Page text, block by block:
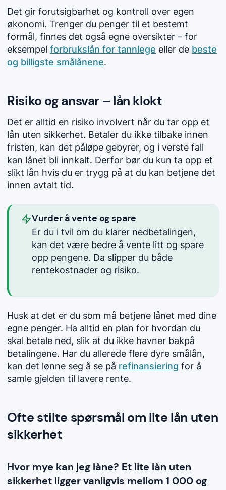
Det gir forutsigbarhet og kontroll over egen
økonomi. Trenger du penger til et bestemt
formål, finnes det også egne oversikter – for
eksempel forbrukslån for tannlege eller de beste
og billigste smålånene.
Risiko og ansvar – lån klokt
Det er alltid en risiko involvert når du tar opp et
lån uten sikkerhet. Betaler du ikke tilbake innen
fristen, kan det påløpe gebyrer, og i verste fall
kan lånet bli innkalt. Derfor bør du kun ta opp et
slikt lån hvis du er trygg på at du kan betjene det
innen avtalt tid.
Vurder å vente og spare
Er du i tvil om du klarer nedbetalingen,
kan det være bedre å vente litt og spare
opp pengene. Da slipper du både
rentekostnader og risiko.
Husk at det er du som må betjene lånet med dine
egne penger. Ha alltid en plan for hvordan du
skal betale ned, slik at du ikke havner bakpå
betalingene. Har du allerede flere dyre smålån,
kan det lønne seg å se på refinansiering for å
samle gjelden til lavere rente.
Ofte stilte spørsmål om lite lån uten
sikkerhet
Hvor mye kan jeg låne? Et lite lån uten
sikkerhet ligger vanligvis mellom 1 000 og